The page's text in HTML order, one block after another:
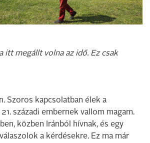
itt megállt volna az idő. Ez csak
Szoros kapcsolatban élek a
századi embernek vallom magam.
közben Iránból hívnak, és egy
a kérdésekre. Ez ma már